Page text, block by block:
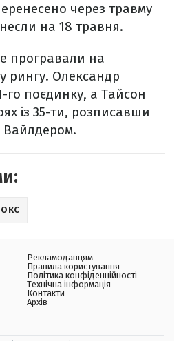
через травму
на 18 травня.
програвали на
рингу. Олександр
го поєдинку, а Тайсон
із 35-ти, розписавши
Вайлдером.
Рекламодавцям
Правила користування
Політика конфіденційності
Технічна інформація
Контакти
Архів